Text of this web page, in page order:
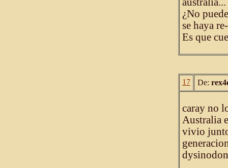
¿No
se haya
Es que
17 De:
caray no
Australia
vivio junto